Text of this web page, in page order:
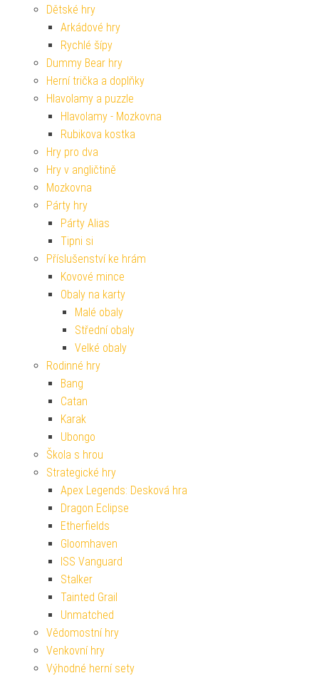
Dětské hry
Arkádové hry
Rychlé šípy
Dummy Bear hry
Herní trička a doplňky
Hlavolamy a puzzle
Hlavolamy - Mozkovna
Rubikova kostka
Hry pro dva
Hry v angličtině
Mozkovna
Párty hry
Párty Alias
Tipni si
Příslušenství ke hrám
Kovové mince
Obaly na karty
Malé obaly
Střední obaly
Velké obaly
Rodinné hry
Bang
Catan
Karak
Ubongo
Škola s hrou
Strategické hry
Apex Legends: Desková hra
Dragon Eclipse
Etherfields
Gloomhaven
ISS Vanguard
Stalker
Tainted Grail
Unmatched
Vědomostní hry
Venkovní hry
Výhodné herní sety